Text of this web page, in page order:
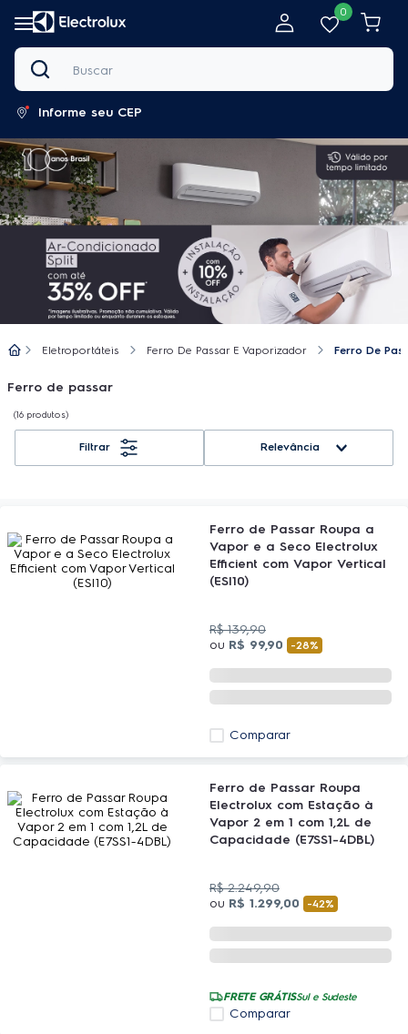
0
Buscar
Informe seu CEP
Eletroportáteis Ferro De Passar E Vaporizador Ferro De
Ferro de passar
16 produtos
Relevância
Ferro de Passar Roupa a
Vapor e a Seco Electrolux
Efficient com Vapor Vertical
(ESI10)
R$ 139,90
ou R$ 99,90 -28%
Comparar
Ferro de Passar Roupa
Electrolux com Estação à
Vapor 2 em 1 com 1,2L de
Capacidade (E7SS1-4DBL)
R$ 2.249,90
ou R$ 1.299,00 -42%
FRETE GRÁTISSul e Sudeste
Comparar